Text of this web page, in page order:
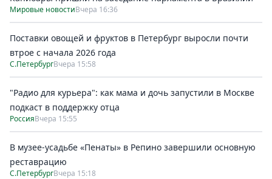
Мировые новостиВчера 16:36
Поставки овощей и фруктов в Петербург выросли почти
втрое с начала 2026 года
С.ПетербургВчера 15:58
"Радио для курьера": как мама и дочь запустили в Москве
подкаст в поддержку отца
РоссияВчера 15:55
В музее-усадьбе «Пенаты» в Репино завершили основную
реставрацию
С.ПетербургВчера 15:18